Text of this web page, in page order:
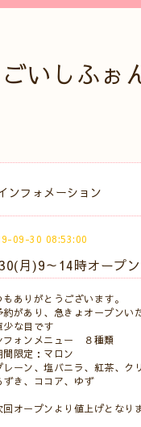
いしふぉ
ンフォメーション
09-30 08:53:00
月)9～14時オープン
もありがとうございます。
約があり、急きょオープンい
少な目です
ォンメニュー ８種類
限定：マロン
ーン、塩バニラ、紅茶、ク
き、ココア、ゆず
オープンより値上げとなり